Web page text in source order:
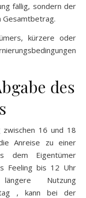
fällig, sondern der
Gesamtbetrag.
kürzere oder
des
zwischen 16 und 18
Anreise zu einer
dem Eigentümer
Feeling bis 12 Uhr
Nutzung
, kann bei der